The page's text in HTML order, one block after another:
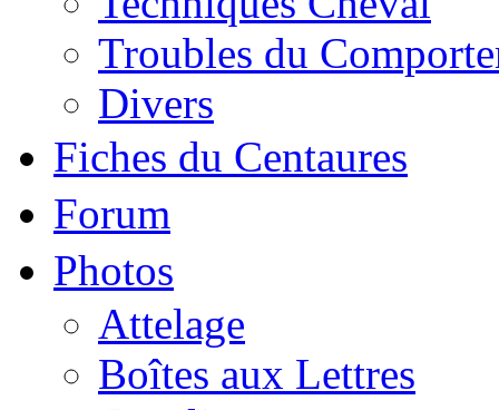
Troubles du
Divers
Fiches du Centaures
Forum
Photos
Attelage
Boîtes aux Lettres